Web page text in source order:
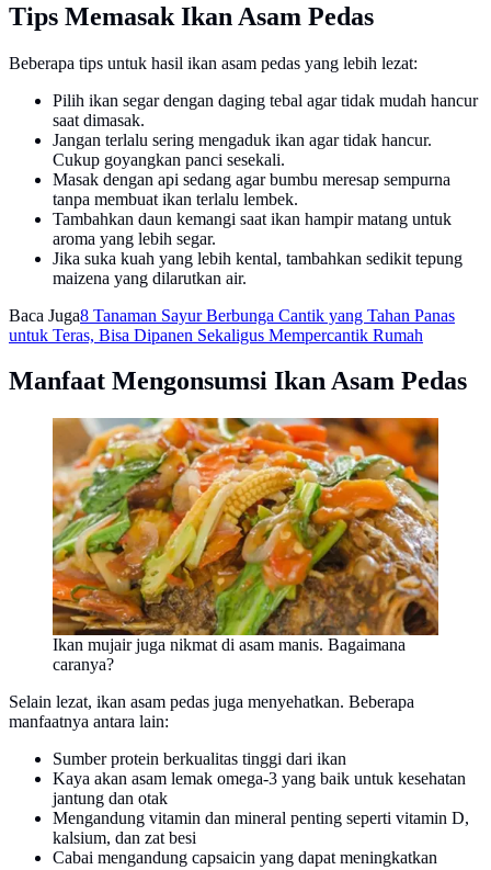
Tips Memasak Ikan Asam Pedas
Beberapa tips untuk hasil ikan asam pedas yang lebih lezat:
Pilih ikan segar dengan daging tebal agar tidak mudah hancur
saat dimasak.
Jangan terlalu sering mengaduk ikan agar tidak hancur.
Cukup goyangkan panci sesekali.
Masak dengan api sedang agar bumbu meresap sempurna
tanpa membuat ikan terlalu lembek.
Tambahkan daun kemangi saat ikan hampir matang untuk
aroma yang lebih segar.
Jika suka kuah yang lebih kental, tambahkan sedikit tepung
maizena yang dilarutkan air.
Baca Juga8 Tanaman Sayur Berbunga Cantik yang Tahan Panas
untuk Teras, Bisa Dipanen Sekaligus Mempercantik Rumah
Manfaat Mengonsumsi Ikan Asam Pedas
Ikan mujair juga nikmat di asam manis. Bagaimana
caranya?
Selain lezat, ikan asam pedas juga menyehatkan. Beberapa
manfaatnya antara lain:
Sumber protein berkualitas tinggi dari ikan
Kaya akan asam lemak omega-3 yang baik untuk kesehatan
jantung dan otak
Mengandung vitamin dan mineral penting seperti vitamin D,
kalsium, dan zat besi
Cabai mengandung capsaicin yang dapat meningkatkan